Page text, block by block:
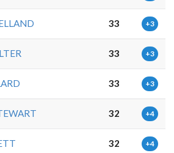
33 +3
33 +3
33 +3
32 +4
32 +4